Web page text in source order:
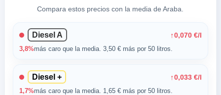
Compara estos precios con la media de Araba.
Diesel A ↑0,070 €/l
3,8%más caro que la media. 3,50 € más por 50 litros.
Diesel + ↑0,033 €/l
1,7%más caro que la media. 1,65 € más por 50 litros.